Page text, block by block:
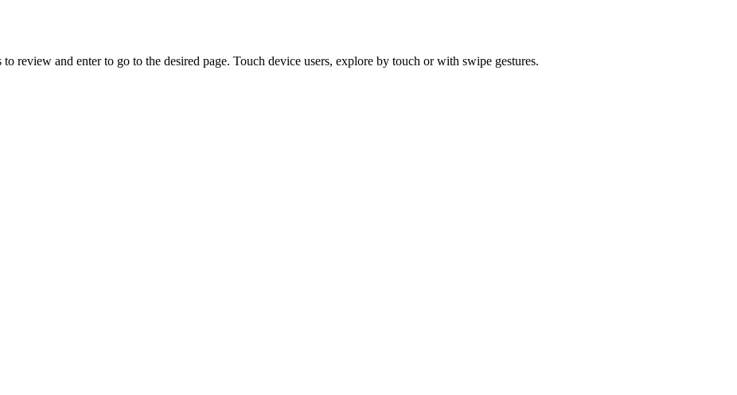
review and enter to go to the desired page. Touch device users, explore by touch or with swipe gestures.